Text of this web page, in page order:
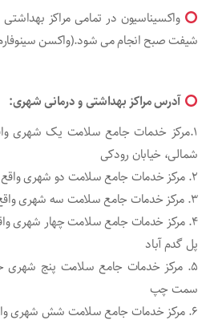
واکسیناسیون در تمامی مراکز
شیفت صبح انجام می شود.(واکسن
آدرس مراکز بهداشتی و درمانی شهری:
۱.مرکز خدمات جامع سلامت یک شهری
شمالی، خیابان رودکی
۲. مرکز خدمات جامع سلامت دو شهری واقع در سید آباد، خیابان علوی
۳. مرکز خدمات جامع سلامت سه شهری واقع در خیابان شهدای شرقی
۴. مرکز خدمات جامع سلامت چهار شهری
پل گدم آباد
۵. مرکز خدمات جامع سلامت پنج شهری
سمت چپ
۶. مرکز خدمات جامع سلامت شش شهری واقع در خیابان کوی پلیس